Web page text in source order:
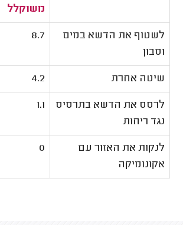
משוקלל
לשטוף את הדשא במים
וסבון
8.7
שיטה אחרת 4.2
לרסס את הדשא בתרסיס
נגד ריחות
1.1
לנקות את האזור עם
אקונומיקה
0